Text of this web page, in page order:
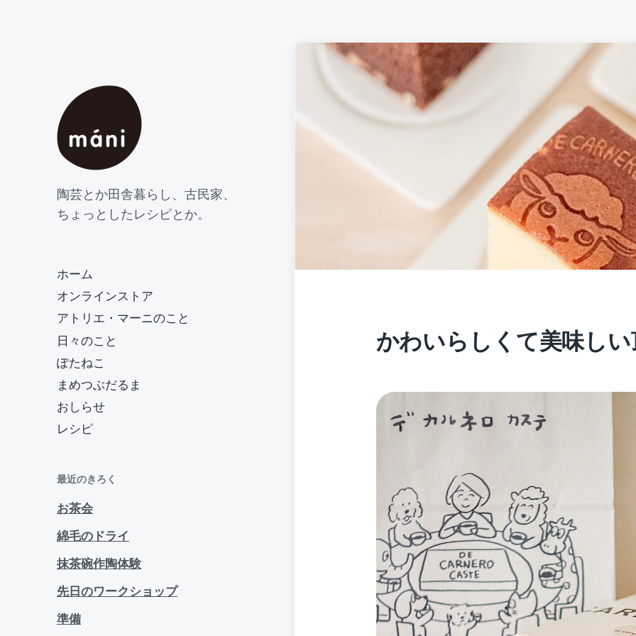
陶芸とか田舎暮らし、古民家、
ちょっとしたレシピとか。
ホーム
オンラインストア
アトリエ・マーニのこと
日々のこと
ぽたねこ
まめつぶだるま
おしらせ
レシピ
最近のきろく
お茶会
綿毛のドライ
抹茶碗作陶体験
先日のワークショップ
準備
かわいらしくて美味し